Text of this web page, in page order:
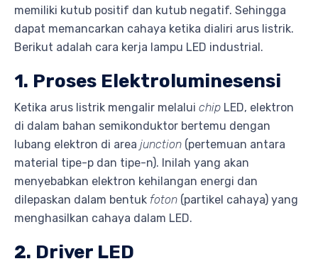
memiliki kutub positif dan kutub negatif. Sehingga
dapat memancarkan cahaya ketika dialiri arus listrik.
Berikut adalah cara kerja lampu LED industrial.
1. Proses Elektroluminesensi
Ketika arus listrik mengalir melalui chip LED, elektron
di dalam bahan semikonduktor bertemu dengan
lubang elektron di area junction (pertemuan antara
material tipe-p dan tipe-n). Inilah yang akan
menyebabkan elektron kehilangan energi dan
dilepaskan dalam bentuk foton (partikel cahaya) yang
menghasilkan cahaya dalam LED.
2. Driver LED